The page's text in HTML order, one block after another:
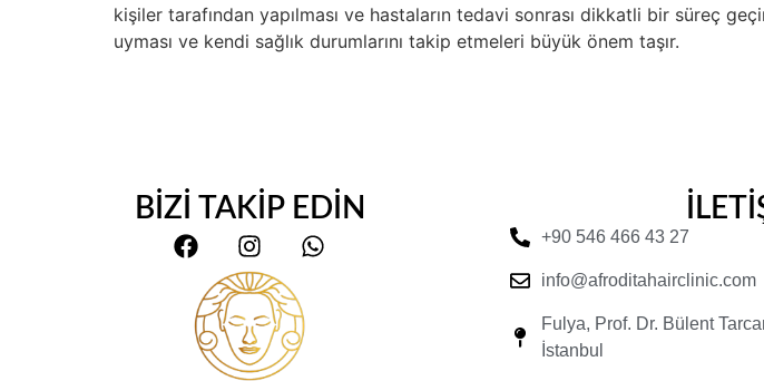
kişiler tarafından yapılması ve hastaların tedavi sonrası dikkatli bir süreç
uyması ve kendi sağlık durumlarını takip etmeleri büyük önem taşır.
BİZİ TAKİP EDİN
+90 546 466 43 27
info@afroditahairclinic.com
Fulya, Prof. Dr. Bülent
İstanbul